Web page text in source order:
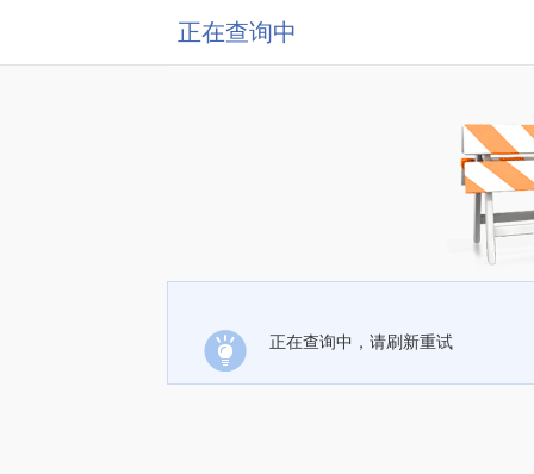
正在查询中
正在查询中，请刷新重试